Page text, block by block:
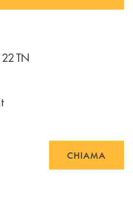
TN
CHIAMA